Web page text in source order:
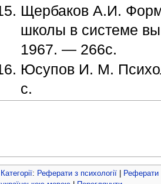
Щербаков А.И.
школы в системе
1967. — 266с.
Юсупов И. М.
с.
Категорії: Реферати з психології|
Реферати